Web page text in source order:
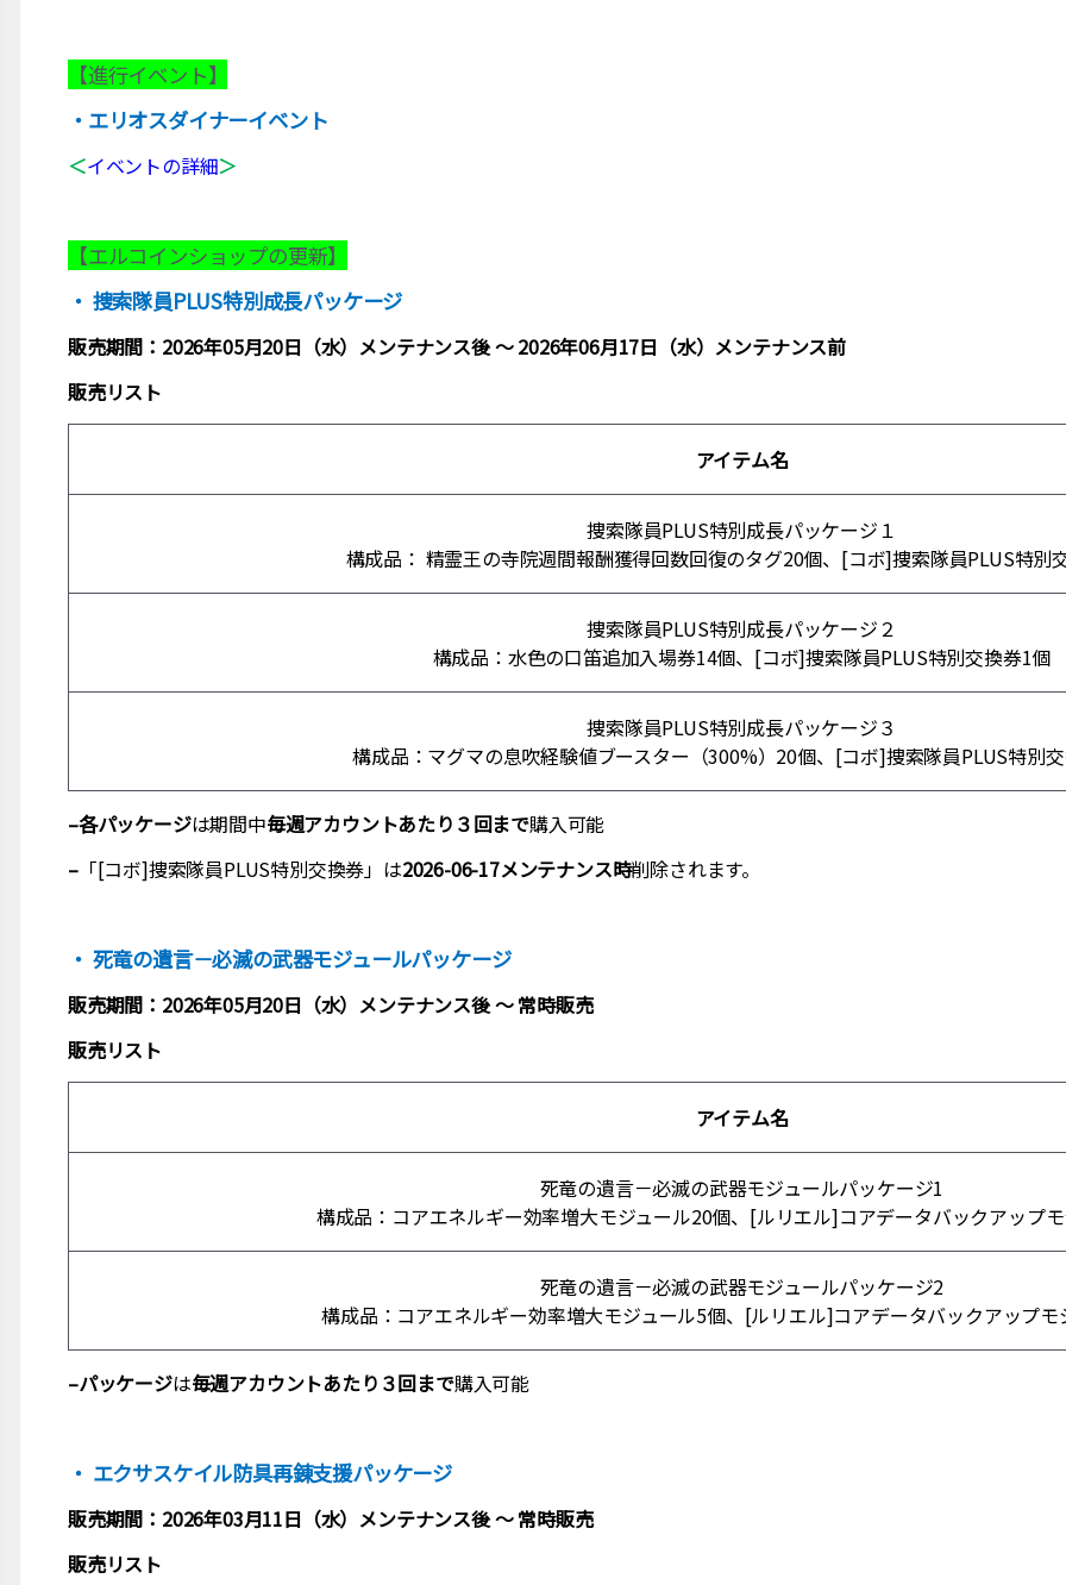
【進行イベント】
・エリオスダイナーイベント
＜イベントの詳細＞
【エルコインショップの更新】
・ 捜索隊員PLUS特別成長パッケージ
販売期間：2026年05月20日（水）メンテナンス後 ～ 2026年06月17日（水）メンテナンス前
販売リスト
アイテム名
捜索隊員PLUS特別成長パッケージ１
構成品： 精霊王の寺院週間報酬獲得回数回復のタグ20個、[コボ]捜索隊員PLUS特別
捜索隊員PLUS特別成長パッケージ２
構成品：水色の口笛追加入場券14個、[コボ]捜索隊員PLUS特別交換券1個
捜索隊員PLUS特別成長パッケージ３
構成品：マグマの息吹経験値ブースター（300%）20個、[コボ]捜索隊員PLUS特別
–各パッケージは期間中毎週アカウントあたり３回まで購入可能
–「[コボ]捜索隊員PLUS特別交換券」は2026-06-17メンテナンス時削除されます。
・ 死竜の遺言－必滅の武器モジュールパッケージ
販売期間：2026年05月20日（水）メンテナンス後 ～ 常時販売
販売リスト
アイテム名
死竜の遺言－必滅の武器モジュールパッケージ1
構成品：コアエネルギー効率増大モジュール20個、[ルリエル]コアデータバックアップ
死竜の遺言－必滅の武器モジュールパッケージ2
構成品：コアエネルギー効率増大モジュール5個、[ルリエル]コアデータバックアップモ
–パッケージは毎週アカウントあたり３回まで購入可能
・ エクサスケイル防具再錬支援パッケージ
販売期間：2026年03月11日（水）メンテナンス後 ～ 常時販売
販売リスト